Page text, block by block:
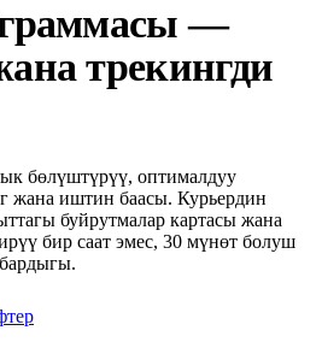
—
трекингди
бөлүштүрүү, оптималдуу
жана иштин баасы. Курьердин
буйрутмалар картасы жана
бир саат эмес, 30 мүнөт болуш